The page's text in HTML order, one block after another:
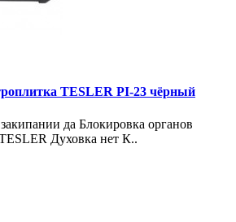
TESLER PI-23 чёрный
да Блокировка органов
Духовка нет К..